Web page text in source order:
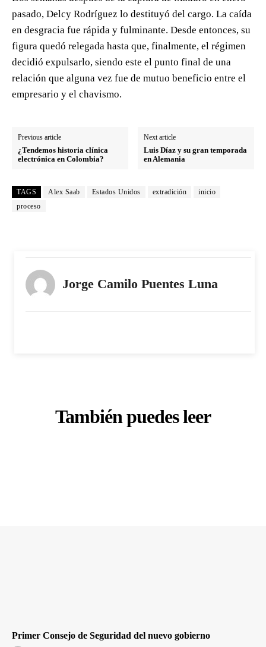
pasado, Delcy Rodríguez lo destituyó del cargo. La caída
en desgracia fue rápida y fulminante. Desde entonces, su
figura quedó relegada hasta que, finalmente, el régimen
decidió expulsarlo, siendo este el punto final de una
relación que alguna vez fue de mutuo beneficio entre el
empresario y el chavismo.
Previous article
¿Tendemos historia clínica
electrónica en Colombia?
Next article
Luis Díaz y su gran temporada
en Alemania
TAGS Alex Saab Estados Unidos extradición
inicio
proceso
Jorge Camilo Puentes Luna
También puedes leer
Primer Consejo de Seguridad del nuevo gobierno